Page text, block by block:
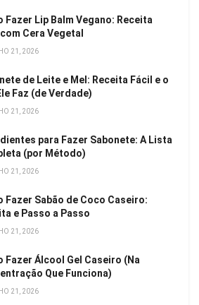
Fazer Lip Balm Vegano: Receita
Cera Vegetal
21, 2026
de Leite e Mel: Receita Fácil e o
Faz (de Verdade)
21, 2026
para Fazer Sabonete: A Lista
(por Método)
21, 2026
Fazer Sabão de Coco Caseiro:
e Passo a Passo
21, 2026
Fazer Álcool Gel Caseiro (Na
Que Funciona)
21, 2026